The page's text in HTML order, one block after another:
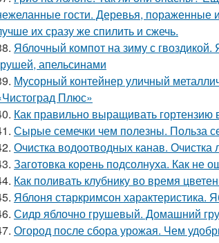
гости. Деревья, пораженные
их сразу же спилить и сжечь.
Яблочный компот на зиму с
апельсинами
Мусорный контейнер уличный
Плюс»
Как правильно выращивать гортензию
Сырые семечки чем полезны. Польза
Очистка водоотводных канав. Очистка
Заготовка корень подсолнуха. Как не
Как поливать клубнику во время
Яблоня старкримсон характеристика.
Сидр яблочно грушевый. Домашний
Огород после сбора урожая. Чем